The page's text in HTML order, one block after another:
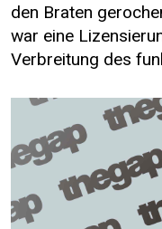
den Braten
war eine
Verbreitung des